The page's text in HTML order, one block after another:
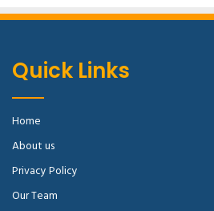
Quick Links
Home
About us
Privacy Policy
Our Team